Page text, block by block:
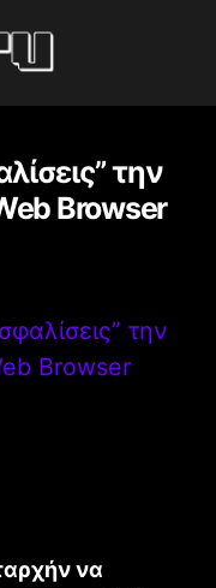
την
Browser
την
Browser
να